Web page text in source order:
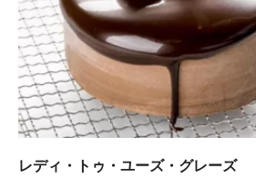
レディ・トゥ・ユーズ・グレーズ
ズ・
グ
レ
ー
ズ